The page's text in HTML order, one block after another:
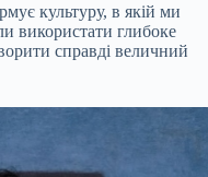
культуру, в якій ми
використати глибоке
справді величний